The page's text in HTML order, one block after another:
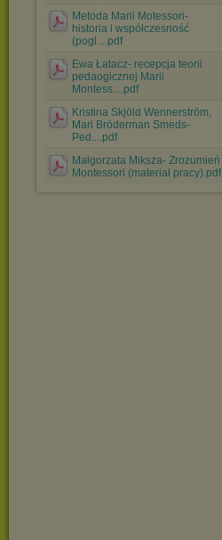
Metoda Marii Motessori-
historia i współczesność
(pogl....pdf
Ewa Łatacz- recepcja teorii
pedaogicznej Marii
Montess....pdf
Kristina Skjöld Wennerström,
Mari Bröderman Smeds-
Ped....pdf
Małgorzata Miksza- Zrozumień
Montessori (materiał pracy).pdf